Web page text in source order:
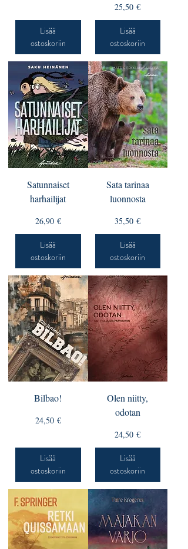
Lisää
ostoskoriin
Hinta
25,50 €
Lisää
ostoskoriin
Satunnaiset
harhailijat
Hinta
26,90 €
Lisää
ostoskoriin
Sata tarinaa
luonnosta
Hinta
35,50 €
Lisää
ostoskoriin
Bilbao!
Hinta
24,50 €
Lisää
ostoskoriin
Olen niitty,
odotan
Hinta
24,50 €
Lisää
ostoskoriin